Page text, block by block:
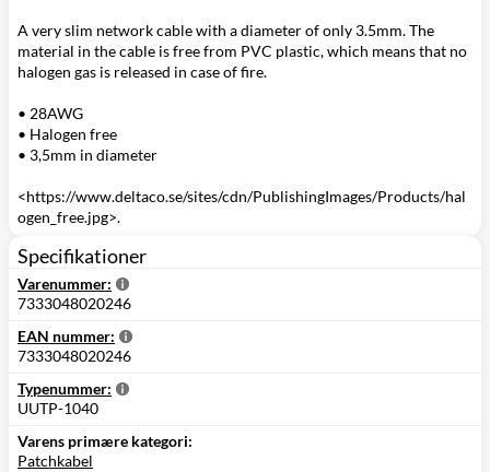
A very slim network cable with a diameter of only 3.5mm. The
material in the cable is free from PVC plastic, which means that no
halogen gas is released in case of fire.
• 28AWG
• Halogen free
• 3,5mm in diameter
<https://www.deltaco.se/sites/cdn/PublishingImages/Products/hal
ogen_free.jpg>.
Specifikationer
Varenummer:
7333048020246
EAN nummer:
7333048020246
Typenummer:
UUTP-1040
Varens primære kategori:
Patchkabel